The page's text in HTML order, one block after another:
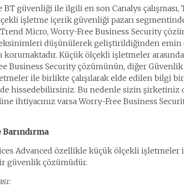
güvenliği ile ilgili en son Canalys çalışması,
işletme içerik güvenliği pazarı
Micro, Worry-Free Business Security
düşünülerek geliştirildiğinden emin
Küçük ölçekli işletmeler
Business Security çözümünün, diğer Güvenlik
ile birlikte çalışılarak elde edilen bilgi
hissedebilirsiniz. Bu nedenle sizin şirketiniz
ihtiyacınız varsa Worry-Free Business
Advanced özellikle küçük ölçekli işletmeler
güvenlik çözümüdür.